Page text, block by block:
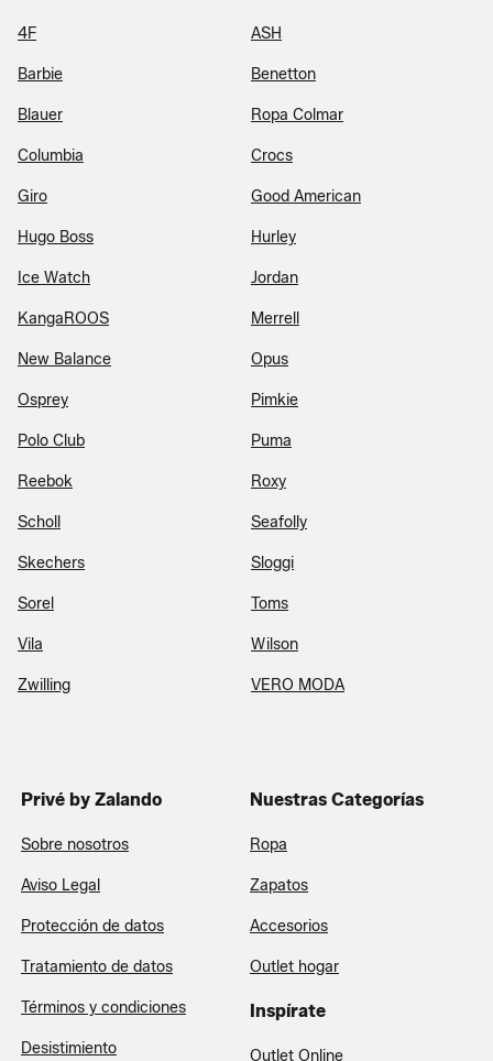
4F ASH
Barbie Benetton
Blauer Ropa Colmar
Columbia Crocs
Giro Good American
Hugo Boss Hurley
Ice Watch Jordan
KangaROOS Merrell
New Balance Opus
Osprey Pimkie
Polo Club Puma
Reebok Roxy
Scholl Seafolly
Skechers Sloggi
Sorel Toms
Vila Wilson
Zwilling VERO MODA
Privé by Zalando
Sobre nosotros
Aviso Legal
Protección de datos
Tratamiento de datos
Términos y condiciones
Desistimiento
Nuestras Categorías
Ropa
Zapatos
Accesorios
Outlet hogar
Inspírate
Outlet Online